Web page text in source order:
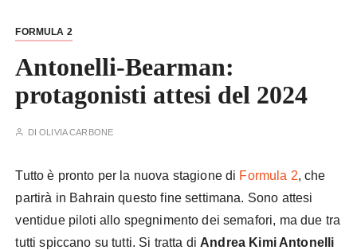
FORMULA 2
Antonelli-Bearman:
protagonisti attesi del 2024
DIOLIVIA CARBONE
Tutto è pronto per la nuova stagione di Formula 2, che
partirà in Bahrain questo fine settimana. Sono attesi
ventidue piloti allo spegnimento dei semafori, ma due tra
tutti spiccano su tutti. Si tratta di Andrea Kimi Antonelli